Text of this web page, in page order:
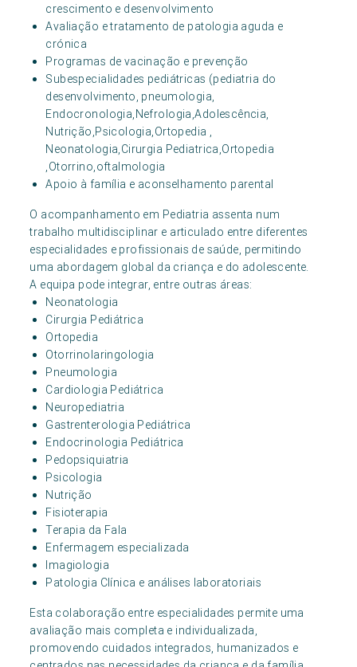
crescimento e desenvolvimento
Avaliação e tratamento de patologia aguda e
crónica
Programas de vacinação e prevenção
Subespecialidades pediátricas (pediatria do
desenvolvimento, pneumologia,
Endocronologia,Nefrologia,Adolescência,
Nutrição,Psicologia,Ortopedia ,
Neonatologia,Cirurgia Pediatrica,Ortopedia
,Otorrino,oftalmologia
Apoio à família e aconselhamento parental
O acompanhamento em Pediatria assenta num
trabalho multidisciplinar e articulado entre diferentes
especialidades e profissionais de saúde, permitindo
uma abordagem global da criança e do adolescente.
A equipa pode integrar, entre outras áreas:
Neonatologia
Cirurgia Pediátrica
Ortopedia
Otorrinolaringologia
Pneumologia
Cardiologia Pediátrica
Neuropediatria
Gastrenterologia Pediátrica
Endocrinologia Pediátrica
Pedopsiquiatria
Psicologia
Nutrição
Fisioterapia
Terapia da Fala
Enfermagem especializada
Imagiologia
Patologia Clínica e análises laboratoriais
Esta colaboração entre especialidades permite uma
avaliação mais completa e individualizada,
promovendo cuidados integrados, humanizados e